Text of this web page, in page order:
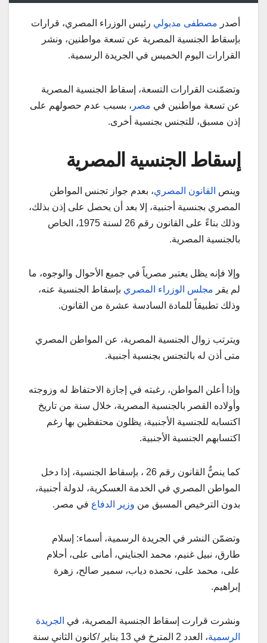
أصدر مصطفى مدبولي رئيس الوزراء المصري، قرارات
بإسقاط الجنسية المصرية عن تسعة مواطنين، ونشر
القرارات اليوم الخميس في الجريدة الرسمية.
وتضمّنت القرارات التسعة، إسقاط الجنسية المصرية
عن تسعة مواطنين في مصر ، بسبب عدم حصولهم على
إذن مسبق، للتجنس بجنسية أخرى.
إسقاط الجنسية المصرية
وينص القانون المصري، بعدم جواز تجنس المواطن
المصري بجنسية أجنبية، إلا بعد أن يحصل على إذن بذلك،
وذلك بناءً على القانون رقم 26 لسنة 1975، الخاص
بالجنسية المصرية.
وإلا فإنه يظل يعتبر مصرياً في جميع الأحوال والوجوه، ما
لم يقر مجلس الوزراء المصري بإسقاط الجنسية عنه،
وذلك تطبيقاً للمادة السادسة عشرة من القانون.
ويترتب زوال الجنسية المصرية، عن المواطن المصري
متى أذن له بالتجنس بجنسية أجنبية.
وإذا أعلن المواطن، رغبته في إجازة الاحتفاظ له وزوجته
وأولاده القصر بالجنسية المصرية، خلال سنة من تاريخ
اكتسابه للجنسية الأجنبية، يظلون محتفظين بها رغم
اكتسابهم الجنسية الأجنبية.
كما ينصٌّ القانون رقم 26 ، بإسقاط الجنسية، إذا دخل
المواطن المصري في الخدمة العسكرية، لدولة أجنبية،
بدون الترخيص المسبق من وزير الدفاع في مصر.
وتضمّن النشر في الجريدة الرسمية، أسماء: إسلام
طارق، نبيل غنيم، محمد الجنايني، أمانى على، أحلام
على، محمد على، نحمده دياب، سمير صالح، زهرة
إبراهيم.
ونشرت قرارت إسقاط الجنسية المصرية، في الجريدة
الرسمية
، العدد 2 المترخ في 13 يناير /كانون الثاني سنة